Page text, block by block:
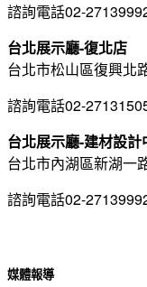
諮詢電話02-
台北展示廳-復北店
台北市松山區復興北
諮詢電話02-
台北展示廳-建材設計
台北市內湖區新湖一
諮詢電話02-
媒體報導